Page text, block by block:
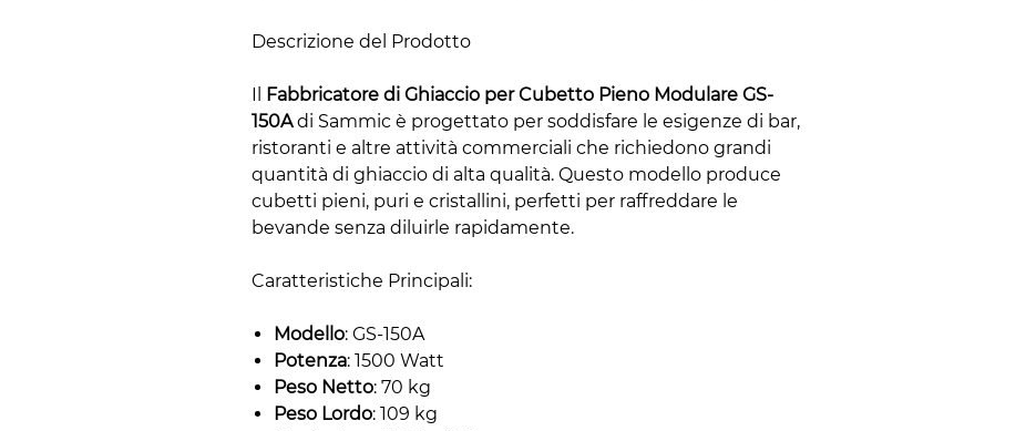
Descrizione del Prodotto
Il
Fabbricatore di Ghiaccio per Cubetto Pieno Modulare GS-
150Adi Sammic è progettato per soddisfare le esigenze di bar,
ristoranti e altre attività commerciali che richiedono grandi
quantità di ghiaccio di alta qualità. Questo modello produce
cubetti pieni, puri e cristallini, perfetti per raffreddare le
bevande senza diluirle rapidamente.
Caratteristiche Principali:
Modello: GS-150A
Potenza: 1500 Watt
Peso Netto: 70 kg
Peso Lordo: 109 kg